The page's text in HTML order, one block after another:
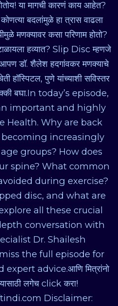
या मागची कारणं काय आहेत?
बदलांमुळे हा त्रास वाढला
मणक्यावर कसा परिणाम होतो?
हव्यात? Slip Disc म्हणजे
आपण डॉ. शैलेश हदगांवकर मणक्याचे
हॉस्पिटल, पुणे यांच्याशी सविस्तर
बघा.In today’s episode,
important and highly
Health. Why are back
increasingly
groups? How does
spine? What common
during exercise?
disc, and what are
all these crucial
conversation with
Dr. Shailesh
the full episode for
advice.आणि मित्रांनो
लगेच click करा!
Disclaimer: